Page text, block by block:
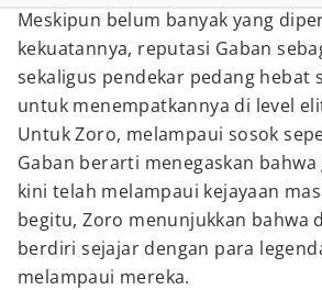
Meskipun belum banyak yang
kekuatannya, reputasi Gaban
sekaligus pendekar pedang hebat
untuk menempatkannya di level
Untuk Zoro, melampaui sosok
Gaban berarti menegaskan
kini telah melampaui kejayaan
begitu, Zoro menunjukkan bahwa
berdiri sejajar dengan para
melampaui mereka.